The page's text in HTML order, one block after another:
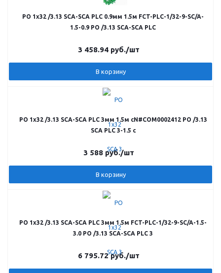
РО 1х32 /3.13 SCA-SCA PLC 0.9мм 1.5м FCT-PLC-1/32-9-SC/A-
1.5-0.9 РО /3.13 SCA-SCA PLC
3 458.94 руб./шт
В корзину
РО 1х32 /3.13 SCA-SCA PLC 3мм 1.5м cN#COM0002412 РO /3.13
SCA PLC 3-1.5 c
3 588 руб./шт
В корзину
РО 1х32 /3.13 SCA-SCA PLC 3мм 1.5м FCT-PLC-1/32-9-SC/A-1.5-
3.0 РО /3.13 SCA-SCA PLC 3
6 795.72руб./шт